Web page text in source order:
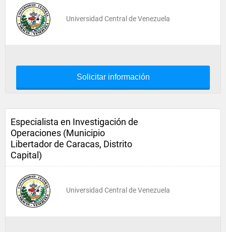
Universidad Central de Venezuela
Solicitar información
Especialista en Investigación de
Operaciones (Municipio
Libertador de Caracas, Distrito
Capital)
Universidad Central de Venezuela